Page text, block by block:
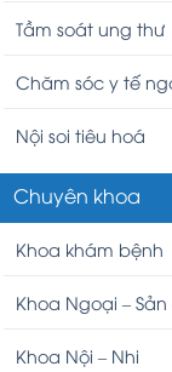
Tầm soát ung thư
Chăm sóc y tế
Nội soi tiêu hoá
Chuyên khoa
Khoa khám bệnh
Khoa Ngoại –
Khoa Nội – Nhi